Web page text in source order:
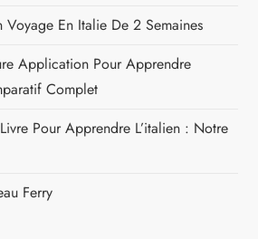
En Italie De 2 Semaines
Application Pour Apprendre
Complet
Pour Apprendre L’italien : Notre
Ferry